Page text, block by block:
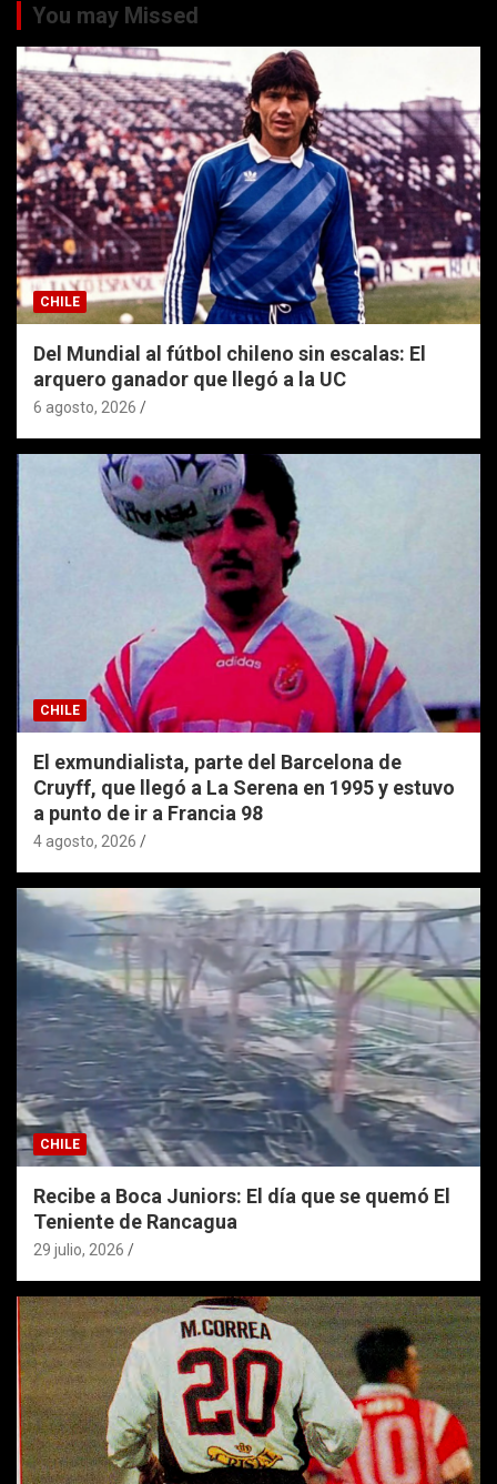
You may Missed
CHILE
Del Mundial al fútbol chileno sin escalas: El
arquero ganador que llegó a la UC
6 agosto, 2026
CHILE
El exmundialista, parte del Barcelona de
Cruyff, que llegó a La Serena en 1995 y estuvo
a punto de ir a Francia 98
4 agosto, 2026
CHILE
Recibe a Boca Juniors: El día que se quemó El
Teniente de Rancagua
29 julio, 2026